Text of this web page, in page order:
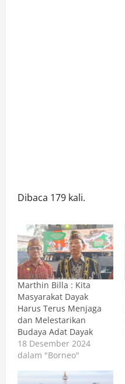
Dibaca 179 kali.
Marthin Billa : Kita
Masyarakat Dayak
Harus Terus Menjaga
dan Melestarikan
Budaya Adat Dayak
18 Desember 2024
dalam "Borneo"